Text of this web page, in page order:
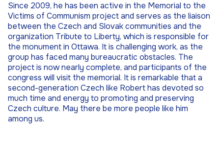
Since 2009, he has been active in the Memorial to the
Victims of Communism project and serves as the liaison
between the Czech and Slovak communities and the
organization Tribute to Liberty, which is responsible for
the monument in Ottawa. It is challenging work, as the
group has faced many bureaucratic obstacles. The
project is now nearly complete, and participants of the
congress will visit the memorial. It is remarkable that a
second-generation Czech like Robert has devoted so
much time and energy to promoting and preserving
Czech culture. May there be more people like him
among us.